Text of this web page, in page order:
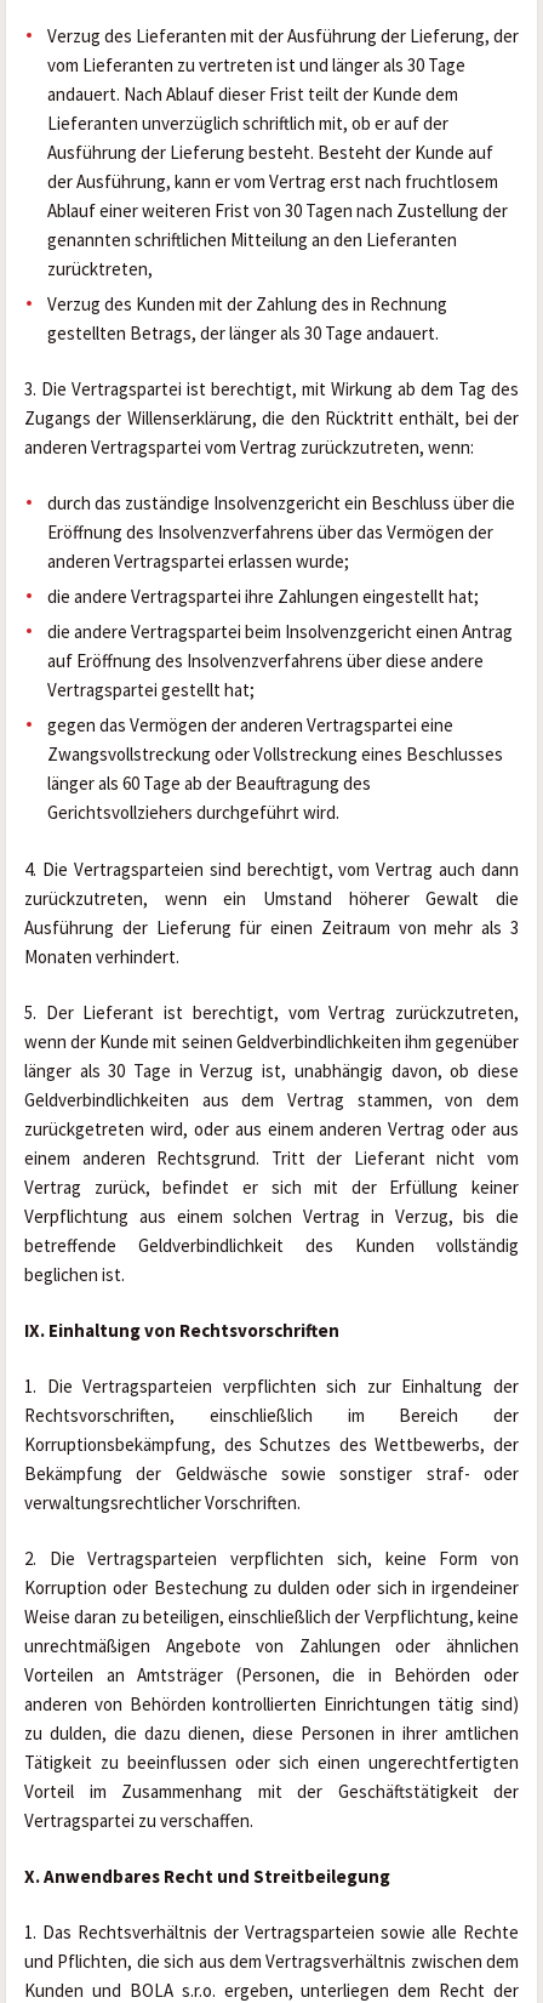
Verzug des Lieferanten mit der Ausführung der Lieferung, der
vom Lieferanten zu vertreten ist und länger als 30 Tage
andauert. Nach Ablauf dieser Frist teilt der Kunde dem
Lieferanten unverzüglich schriftlich mit, ob er auf der
Ausführung der Lieferung besteht. Besteht der Kunde auf
der Ausführung, kann er vom Vertrag erst nach fruchtlosem
Ablauf einer weiteren Frist von 30 Tagen nach Zustellung der
genannten schriftlichen Mitteilung an den Lieferanten
zurücktreten,
Verzug des Kunden mit der Zahlung des in Rechnung
gestellten Betrags, der länger als 30 Tage andauert.
3. Die Vertragspartei ist berechtigt, mit Wirkung ab dem Tag des
Zugangs der Willenserklärung, die den Rücktritt enthält, bei der
anderen Vertragspartei vom Vertrag zurückzutreten, wenn:
durch das zuständige Insolvenzgericht ein Beschluss über die
Eröffnung des Insolvenzverfahrens über das Vermögen der
anderen Vertragspartei erlassen wurde;
die andere Vertragspartei ihre Zahlungen eingestellt hat;
die andere Vertragspartei beim Insolvenzgericht einen Antrag
auf Eröffnung des Insolvenzverfahrens über diese andere
Vertragspartei gestellt hat;
gegen das Vermögen der anderen Vertragspartei eine
Zwangsvollstreckung oder Vollstreckung eines Beschlusses
länger als 60 Tage ab der Beauftragung des
Gerichtsvollziehers durchgeführt wird.
4. Die Vertragsparteien sind berechtigt, vom Vertrag auch dann
zurückzutreten, wenn ein Umstand höherer Gewalt die
Ausführung der Lieferung für einen Zeitraum von mehr als 3
Monaten verhindert.
5. Der Lieferant ist berechtigt, vom Vertrag zurückzutreten,
wenn der Kunde mit seinen Geldverbindlichkeiten ihm gegenüber
länger als 30 Tage in Verzug ist, unabhängig davon, ob diese
Geldverbindlichkeiten aus dem Vertrag stammen, von dem
zurückgetreten wird, oder aus einem anderen Vertrag oder aus
einem anderen Rechtsgrund. Tritt der Lieferant nicht vom
Vertrag zurück, befindet er sich mit der Erfüllung keiner
Verpflichtung aus einem solchen Vertrag in Verzug, bis die
betreffende Geldverbindlichkeit des Kunden vollständig
beglichen ist.
IX. Einhaltung von Rechtsvorschriften
1. Die Vertragsparteien verpflichten sich zur Einhaltung der
Rechtsvorschriften, einschließlich im Bereich der
Korruptionsbekämpfung, des Schutzes des Wettbewerbs, der
Bekämpfung der Geldwäsche sowie sonstiger straf- oder
verwaltungsrechtlicher Vorschriften.
2. Die Vertragsparteien verpflichten sich, keine Form von
Korruption oder Bestechung zu dulden oder sich in irgendeiner
Weise daran zu beteiligen, einschließlich der Verpflichtung, keine
unrechtmäßigen Angebote von Zahlungen oder ähnlichen
Vorteilen an Amtsträger (Personen, die in Behörden oder
anderen von Behörden kontrollierten Einrichtungen tätig sind)
zu dulden, die dazu dienen, diese Personen in ihrer amtlichen
Tätigkeit zu beeinflussen oder sich einen ungerechtfertigten
Vorteil im Zusammenhang mit der Geschäftstätigkeit der
Vertragspartei zu verschaffen.
X. Anwendbares Recht und Streitbeilegung
1. Das Rechtsverhältnis der Vertragsparteien sowie alle Rechte
und Pflichten, die sich aus dem Vertragsverhältnis zwischen dem
Kunden und BOLA s.r.o. ergeben, unterliegen dem Recht der